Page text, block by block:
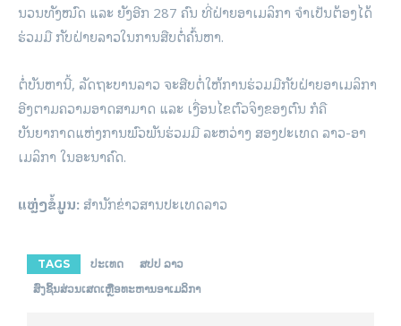
ນວນທັງໝົດ ແລະ ຍັງອີກ 287 ຄົນ ທີ່ຝ່າຍອາເມລິກາ ຈໍາເປັນຕ້ອງໄດ້
ຮ່ວມມື ກັບຝ່າຍລາວໃນການສືບຕໍ່ຄົ້ນຫາ.
ຕໍ່ບັນຫານີ້, ລັດຖະບານລາວ ຈະສືບຕໍ່ໃຫ້ການຮ່ວມມືກັບຝ່າຍອາເມລິກາ
ອີງຕາມຄວາມອາດສາມາດ ແລະ ເງື່ອນໄຂຕົວຈິງຂອງຕົນ ກໍຄື
ບັນຍາກາດແຫ່ງການພົວພັນຮ່ວມມື ລະຫວ່າງ ສອງປະເທດ ລາວ-ອາ
ເມລິກາ ໃນອະນາຄົດ.
ແຫຼ່ງຂໍ້ມູນ: ສຳນັກຂ່າວສານປະເທດລາວ
TAGS ປະເທດ
ສປປ ລາວ
ສົ່ງຊິ້ນສ່ວນເສດເຫຼືອທະຫານອາເມລິກາ